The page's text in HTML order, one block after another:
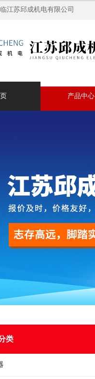
江苏邱成机电有限公司
产品中心
类